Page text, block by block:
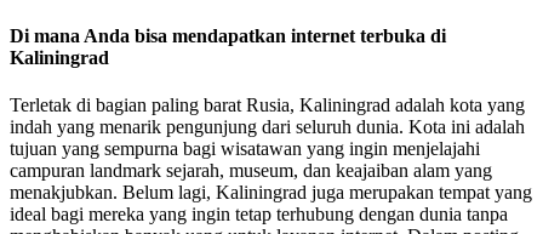
Di mana Anda bisa mendapatkan internet terbuka di
Kaliningrad
Terletak di bagian paling barat Rusia, Kaliningrad adalah kota yang
indah yang menarik pengunjung dari seluruh dunia. Kota ini adalah
tujuan yang sempurna bagi wisatawan yang ingin menjelajahi
campuran landmark sejarah, museum, dan keajaiban alam yang
menakjubkan. Belum lagi, Kaliningrad juga merupakan tempat yang
ideal bagi mereka yang ingin tetap terhubung dengan dunia tanpa